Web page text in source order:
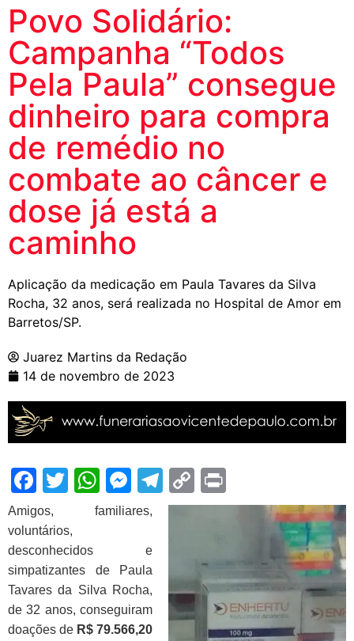
Povo Solidário:
Campanha “Todos
Pela Paula” consegue
dinheiro para compra
de remédio no
combate ao câncer e
dose já está a
caminho
Aplicação da medicação em Paula Tavares da Silva
Rocha, 32 anos, será realizada no Hospital de Amor em
Barretos/SP.
Juarez Martins da Redação
14 de novembro de 2023
Facebook
Twitter
WhatsApp
Messenger
Telegram
Copy
Link
Amigos, familiares,
voluntários,
desconhecidos e
simpatizantes de Paula
Tavares da Silva Rocha,
de 32 anos, conseguiram
doações de R$ 79.566,20